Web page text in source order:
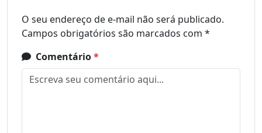
O seu endereço de e-mail não será publicado.
Campos obrigatórios são marcados com *
Comentário*